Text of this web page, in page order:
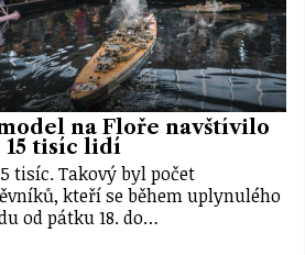
na Floře navštívilo
15 tisíc lidí
tisíc. Takový byl počet
kteří se během uplynulého
od pátku 18. do…